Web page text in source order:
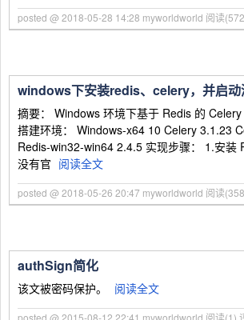
posted @ 2018-05-28 14:28 myworldworld 阅读
windows下安装redis、celery，并启动
摘要： Windows 环境下基于 Redis 的
搭建环境： Windows-x64 10 Celery 3.1.23
Redis-win32-win64 2.4.5 实现步骤： 1.安装
没有官 阅读全文
posted @ 2018-05-26 20:47 myworldworld 阅读
authSign简化
该文被密码保护。 阅读全文
posted @ 2015-08-12 22:41 myworldworld 阅读(1)